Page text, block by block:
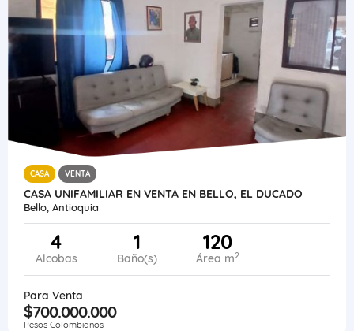
CASA VENTA
CASA UNIFAMILIAR EN VENTA EN BELLO, EL DUCADO
Bello, Antioquia
4
Alcobas
1
Baño(s)
120
Área m2
Para Venta
$700.000.000
Pesos Colombianos